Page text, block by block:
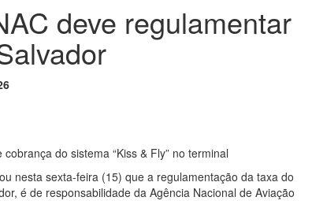
deve regulamentar
do sistema “Kiss & Fly” no terminal
nesta sexta-feira (15) que a regulamentação da taxa do
é de responsabilidade da Agência Nacional de Aviação